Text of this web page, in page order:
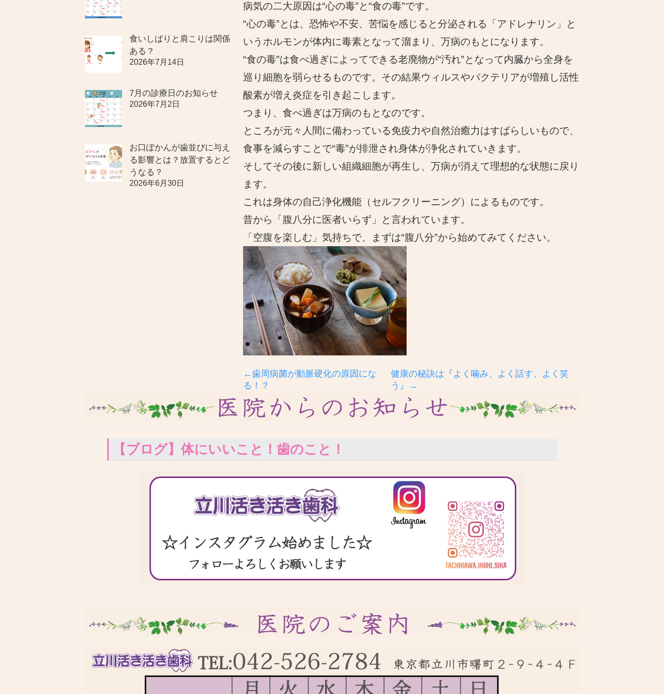
食いしばりと肩こりは関係
ある？
2026年7月14日
7月の診療日のお知らせ
2026年7月2日
お口ぽかんが歯並びに与え
る影響とは？放置するとど
うなる？
2026年6月30日
病気の二大原因は“心の毒”と“食の毒”です。
“心の毒”とは、恐怖や不安、苦悩を感じると分泌される「アドレナリン」と
いうホルモンが体内に毒素となって溜まり、万病のもとになります。
“食の毒”は食べ過ぎによってできる老廃物が“汚れ”となって内臓から全身を
巡り細胞を弱らせるものです。その結果ウィルスやバクテリアが増殖し活性
酸素が増え炎症を引き起こします。
つまり、食べ過ぎは万病のもとなのです。
ところが元々人間に備わっている免疫力や自然治癒力はすばらしいもので、
食事を減らすことで“毒”が排泄され身体が浄化されていきます。
そしてその後に新しい組織細胞が再生し、万病が消えて理想的な状態に戻り
ます。
これは身体の自己浄化機能（セルフクリーニング）によるものです。
昔から「腹八分に医者いらず」と言われています。
「空腹を楽しむ」気持ちで、まずは“腹八分”から始めてみてください。
←歯周病菌が動脈硬化の原因にな
る！？
健康の秘訣は『よく噛み、よく話す、よく笑
う』→
【ブログ】体にいいこと！歯のこと！